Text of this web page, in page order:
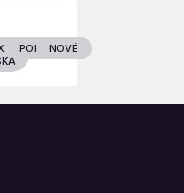
&
POLITIKA
NOVÉ